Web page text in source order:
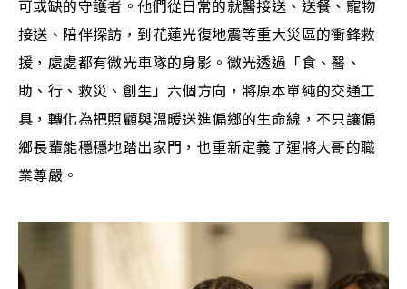
可或缺的守護者。他們從日常的就醫接送、送餐、寵物
接送、陪伴探訪，到花蓮光復地震等重大災區的衝鋒救
援，處處都有微光車隊的身影。微光透過「食、醫、
助、行、救災、創生」六個方向，將原本單純的交通工
具，轉化為把照顧與溫暖送進偏鄉的生命線，不只讓偏
鄉長輩能穩穩地踏出家門，也重新定義了運將大哥的職
業尊嚴。